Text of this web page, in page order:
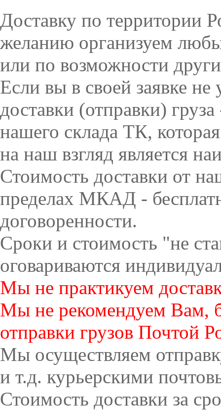
Доставку по территории
желанию организуем
или по возможности
Если вы в своей заявке не
доставки (отправки)
нашего склада ТК,
на наш взгляд является
Стоимость доставки от
пределах МКАД -
договоренности.
Сроки и стоимость "не
оговариваются
Мы не практикуем
Мы не рекомендуем Вам,
отправки грузов Почтой
Мы осуществляем
и т.д. курьерскими
Стоимость доставки за